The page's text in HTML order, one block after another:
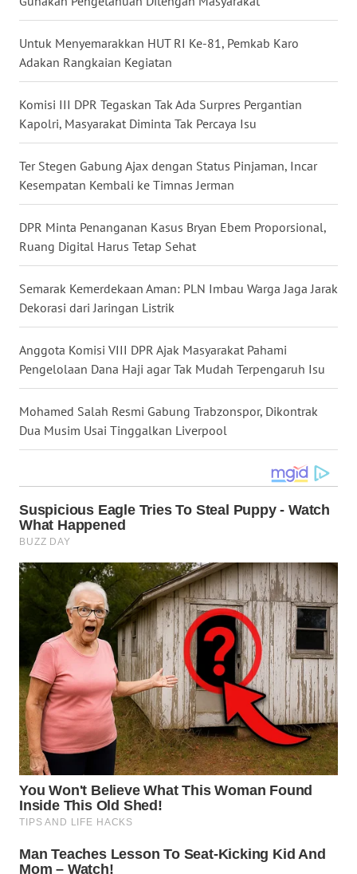
Untuk Menyemarakkan HUT RI Ke-81, Pemkab Karo
Adakan Rangkaian Kegiatan
Komisi III DPR Tegaskan Tak Ada Surpres Pergantian
Kapolri, Masyarakat Diminta Tak Percaya Isu
Ter Stegen Gabung Ajax dengan Status Pinjaman, Incar
Kesempatan Kembali ke Timnas Jerman
DPR Minta Penanganan Kasus Bryan Ebem Proporsional,
Ruang Digital Harus Tetap Sehat
Semarak Kemerdekaan Aman: PLN Imbau Warga Jaga Jarak
Dekorasi dari Jaringan Listrik
Anggota Komisi VIII DPR Ajak Masyarakat Pahami
Pengelolaan Dana Haji agar Tak Mudah Terpengaruh Isu
Mohamed Salah Resmi Gabung Trabzonspor, Dikontrak
Dua Musim Usai Tinggalkan Liverpool
WN
NUSANTARA
WN
WN
WN
KALTENG
WN
KALTARA
WN
KALSEL
WN
KALTIM
SULSEL
WN
GORONTALO
WN
SULUT
WN
MALUKU
WN
MALUT
DAIRI